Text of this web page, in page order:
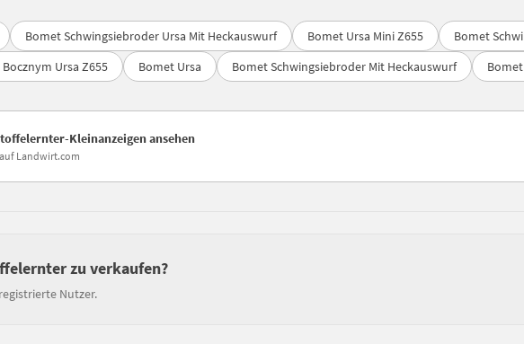
Bomet Schwingsiebroder Ursa Mit Heckauswurf Bomet Ursa Mini Z655
Bomet
Ursa Z655
Bomet Ursa Bomet Schwingsiebroder Mit Heckauswurf
Kleinanzeigen ansehen
Landwirt.com
zu verkaufen?
Nutzer.